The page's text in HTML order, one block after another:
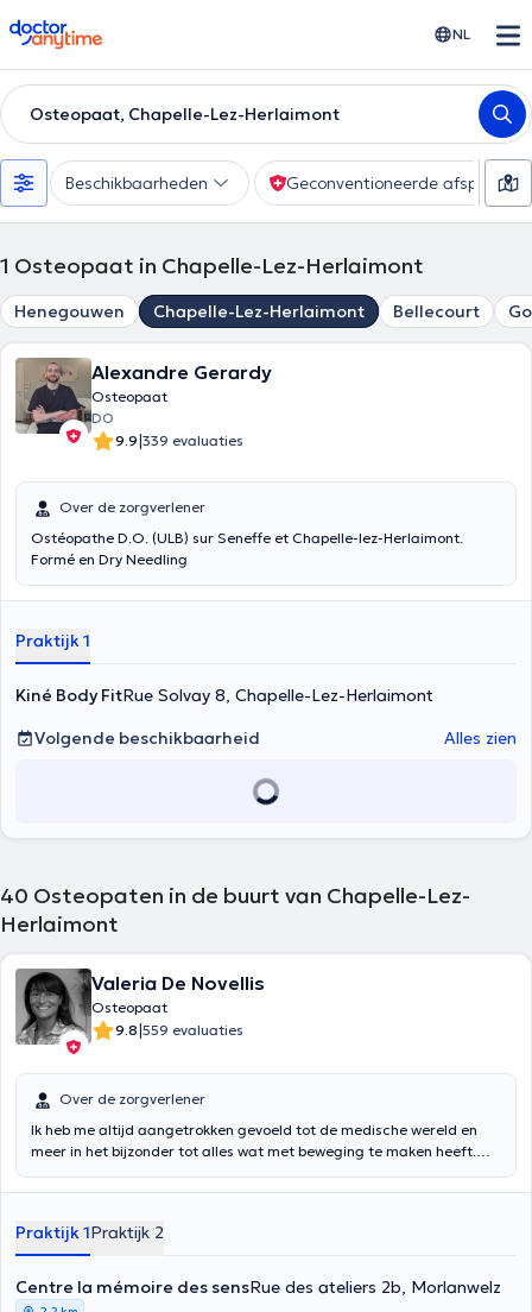
doctoranytime NL
Osteopaat, Chapelle-Lez-Herlaimont
Beschikbaarheden Geconventioneerde afspraak
1 Osteopaat in Chapelle-Lez-Herlaimont
Henegouwen Chapelle-Lez-Herlaimont Bellecourt
Alexandre Gerardy
Osteopaat
DO
9.9|339 evaluaties
Over de zorgverlener
Ostéopathe D.O. (ULB) sur Seneffe et Chapelle-lez-Herlaimont.
Formé en Dry Needling
Praktijk 1
Kiné Body FitRue Solvay 8, Chapelle-Lez-Herlaimont
Volgende beschikbaarheid
Alles zien
40 Osteopaten in de buurt van Chapelle-Lez-
Herlaimont
Valeria De Novellis
Osteopaat
9.8|559 evaluaties
Over de zorgverlener
Ik heb me altijd aangetrokken gevoeld tot de medische wereld en
meer in het bijzonder tot alles wat met beweging te maken heeft.
mij toen tot de osteopathie, waarvan de filosofie verder ging dan de
al haar aspecten. Ik ben afgestudeerd aan het Belgisch College
voor Osteopathie en ben lid van de Beroepsunie van Belgische
Osteopaten (UPOB). Ik heb ook een studiecertificaat behaald aan
de Europese School voor Osteopathie, na verschillende opleidingen
Praktijk 1Praktijk 2
Centre la mémoire des sensRue des ateliers 2b, Morlanwelz